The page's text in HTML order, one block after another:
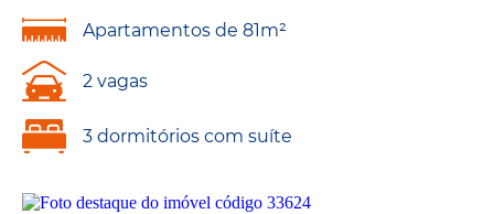
Apartamentos de 81m²
2 vagas
3 dormitórios com suíte